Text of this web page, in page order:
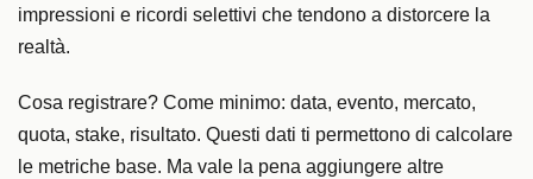
impressioni e ricordi selettivi che tendono a distorcere la
realtà.
Cosa registrare? Come minimo: data, evento, mercato,
quota, stake, risultato. Questi dati ti permettono di calcolare
le metriche base. Ma vale la pena aggiungere altre